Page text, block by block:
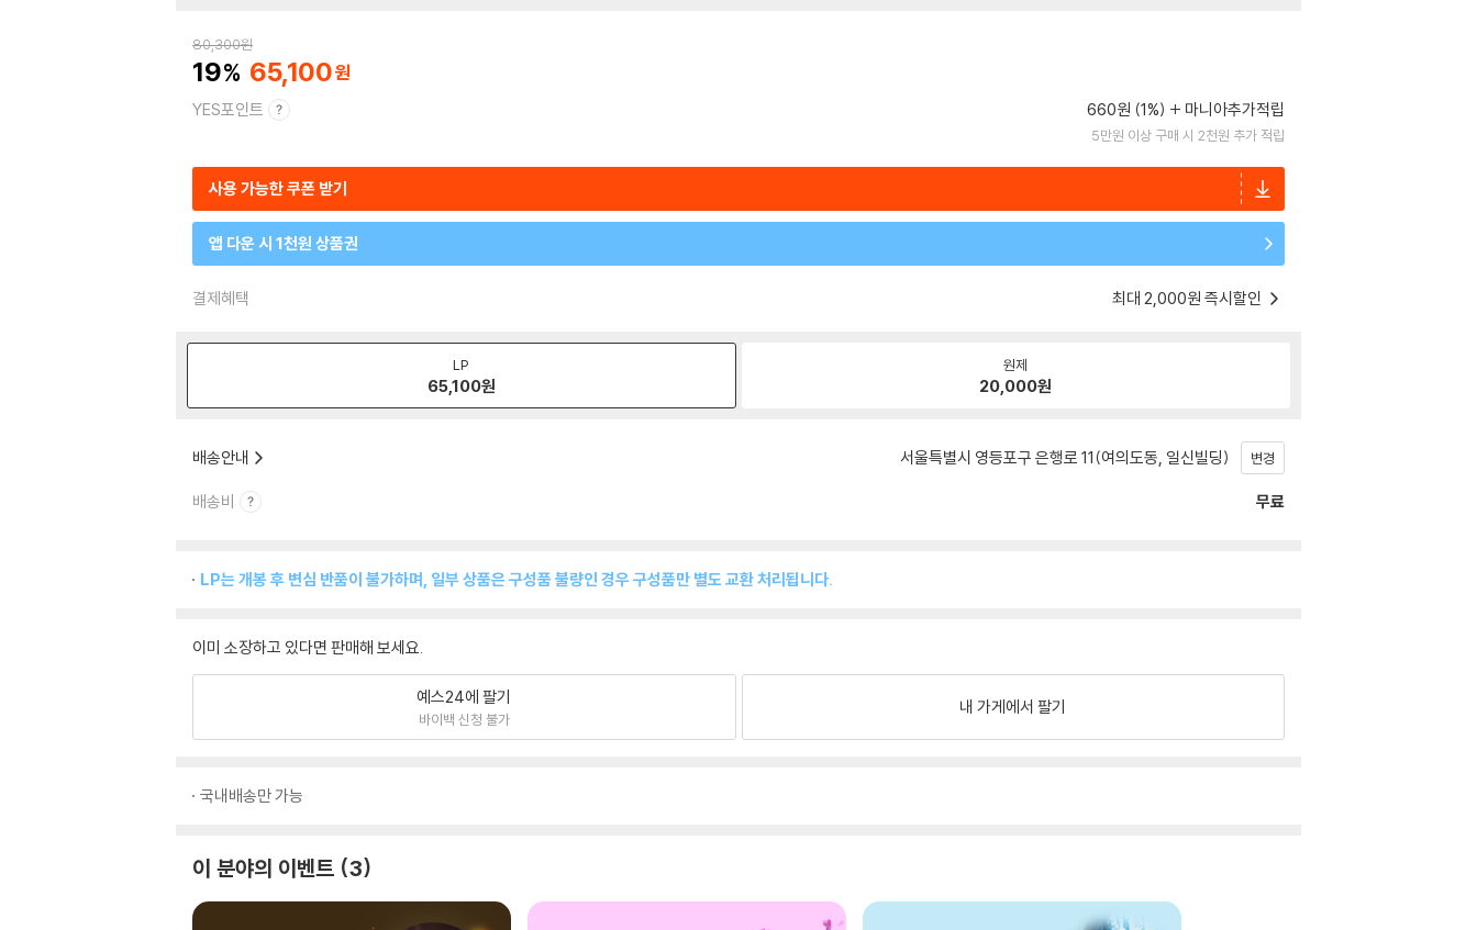
80,300원
19 65,100
YES포인트 660원 (1%) 마니아추가적립
5만원 이상 구매 시 2천원 추가 적립
사용 가능한 쿠폰 받기
앱 다운 시 1천원 상품권
결제혜택 최대 2,000원 즉시할인
LP
65,100원
원제
20,000원
배송안내 서울특별시 영등포구 은행로 11(여의도동, 일신빌딩) 변경
배송비 무료
LP는 개봉 후 변심 반품이 불가하며, 일부 상품은 구성품 불량인 경우 구성품만 별도 교환 처리됩니다.
이미 소장하고 있다면 판매해 보세요.
예스24에 팔기
바이백 신청 불가
내 가게에서 팔기
국내배송만 가능
이 분야의 이벤트 3